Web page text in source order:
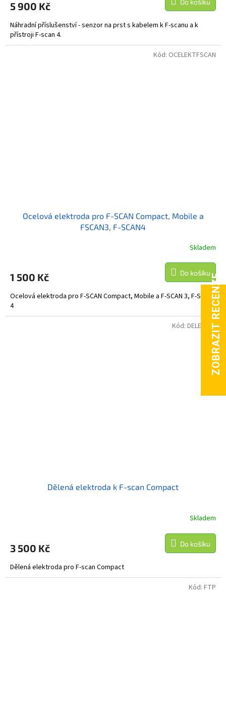
5 900 Kč Do košíku
Náhradní příslušenství - senzor na prst s kabelem k F-scanu a k
přístroji F-scan 4.
Ocelová elektroda pro F-SCAN Compact, Mobile a
FSCAN3, F-SCAN4
Skladem
1 500 Kč Do košíku
Ocelová elektroda pro F-SCAN Compact, Mobile a F-SCAN 3, F-SCAN
4
Kód: OCELEKTFSCAN
Dělená elektroda k F-scan Compact
Skladem
3 500 Kč Do košíku
Dělená elektroda pro F-scan Compact
Kód: DELENAEL
Kód: FTP